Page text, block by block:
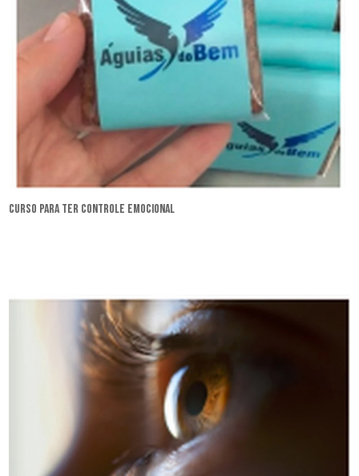
curso para ter controle emocional